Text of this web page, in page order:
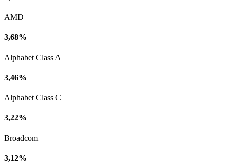
AMD
3,68%
Alphabet Class A
3,46%
Alphabet Class C
3,22%
Broadcom
3,12%